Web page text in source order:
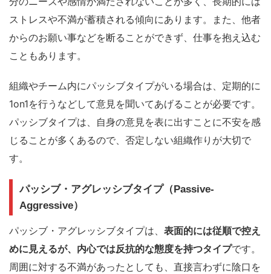
ストレスや不満が蓄積される傾向にあります。また、他者
からのお願い事などを断ることができず、仕事を抱え込む
こともあります。
組織やチーム内にパッシブタイプがいる場合は、定期的に
1on1を行うなどして意見を聞いてあげることが必要です。
パッシブタイプは、自身の意見を表に出すことに不安を感
じることが多くあるので、否定しない組織作りが大切で
す。
パッシブ・アグレッシブタイプ（Passive-
Aggressive）
パッシブ・アグレッシブタイプは、 表面的には従順で控え
めに見えるが、内心では反抗的な態度を持つタイプです。
周囲に対する不満があったとしても、直接言わずに陰口を